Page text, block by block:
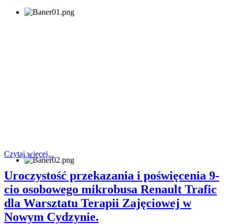
Czytaj więcej...
Uroczystość przekazania i poświęcenia 9-
cio osobowego mikrobusa Renault Trafic
dla Warsztatu Terapii Zajęciowej w
Nowym Cydzynie.